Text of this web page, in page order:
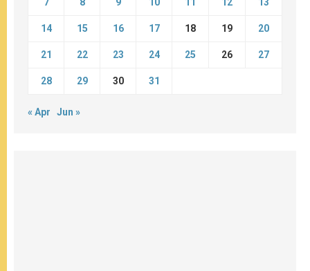
14 15 16 17 18 19 20
21 22 23 24 25 26 27
28 29 30 31
« Apr Jun »